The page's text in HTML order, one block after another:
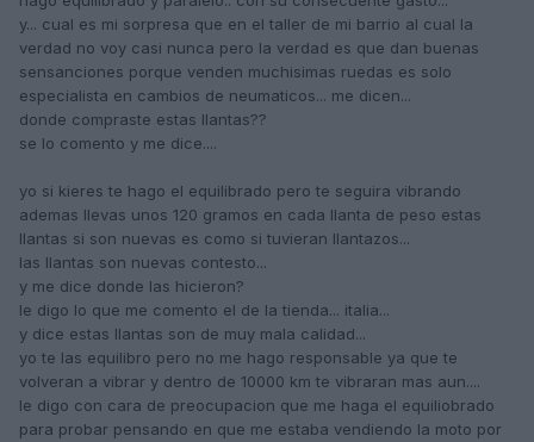
y... cual es mi sorpresa que en el taller de mi barrio al cual la
verdad no voy casi nunca pero la verdad es que dan buenas
sensanciones porque venden muchisimas ruedas es solo
especialista en cambios de neumaticos... me dicen...
donde compraste estas llantas??
se lo comento y me dice....
yo si kieres te hago el equilibrado pero te seguira vibrando
ademas llevas unos 120 gramos en cada llanta de peso estas
llantas si son nuevas es como si tuvieran llantazos...
las llantas son nuevas contesto...
y me dice donde las hicieron?
le digo lo que me comento el de la tienda... italia...
y dice estas llantas son de muy mala calidad...
yo te las equilibro pero no me hago responsable ya que te
volveran a vibrar y dentro de 10000 km te vibraran mas aun....
le digo con cara de preocupacion que me haga el equiliobrado
para probar pensando en que me estaba vendiendo la moto por